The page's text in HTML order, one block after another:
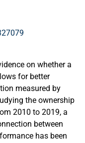
on whether a
for better
measured by
the ownership
2010 to 2019, a
between
has been